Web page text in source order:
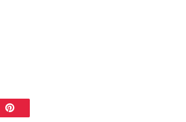
Pinterest